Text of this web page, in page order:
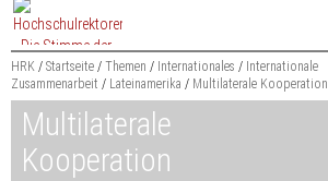
Zum
Content
springen
Suchbegriff
HRK Startseite Themen Internationales
Internationale
Zusammenarbeit
Lateinamerika Multilaterale Kooperation
Multilaterale
Kooperation